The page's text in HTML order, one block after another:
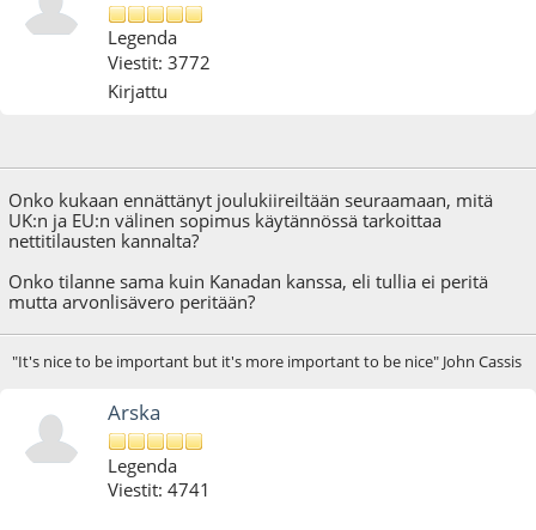
Legenda
Viestit: 3772
Kirjattu
Onko kukaan ennättänyt joulukiireiltään seuraamaan, mitä
UK:n ja EU:n välinen sopimus käytännössä tarkoittaa
nettitilausten kannalta?
Onko tilanne sama kuin Kanadan kanssa, eli tullia ei peritä
mutta arvonlisävero peritään?
"It's nice to be important but it's more important to be nice" John Cassis
Arska
Legenda
Viestit: 4741